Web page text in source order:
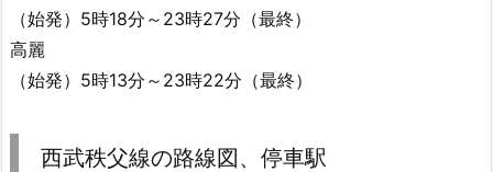
（始発）5時18分～23時27分（最終）
高麗
（始発）5時13分～23時22分（最終）
西武秩父線の路線図、停車駅